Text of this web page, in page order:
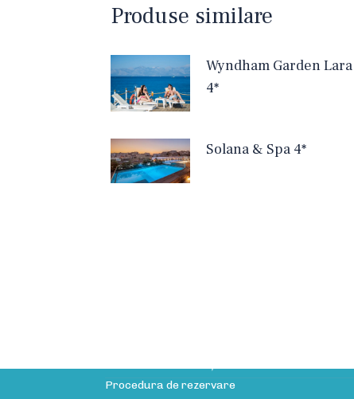
Produse similare
Wyndham Garden Lara
4*
Solana & Spa 4*
Procedura de rezervare